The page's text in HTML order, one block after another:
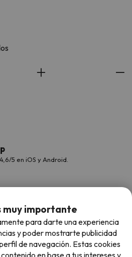
5 en iOS y Android.
muy importante
para darte una experiencia
y poder mostrarte publicidad
de navegación. Estas cookies
en base a tus intereses y